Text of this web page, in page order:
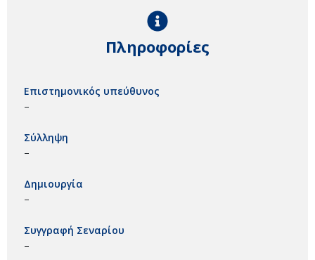
Πληροφορίες
Επιστημονικός υπεύθυνος
–
Σύλληψη
–
Δημιουργία
–
Συγγραφή Σεναρίου
–